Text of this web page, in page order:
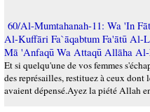
60/Al-Mumtahanah-11: Wa 'In
Al-Kuffāri Fa`āqabtum Fa'ātū Al-
Mā 'Anfaqū Wa Attaqū Allāha
Et si quelqu'une de vos femmes
des représailles, restituez à ceux dont
avaient dépensé.Ayez la piété Allah